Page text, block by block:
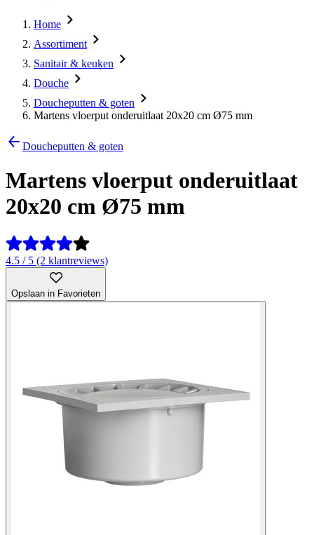
Home
Assortiment
Sanitair & keuken
Douche
Doucheputten & goten
Martens vloerput onderuitlaat 20x20 cm Ø75 mm
Doucheputten & goten
Martens vloerput onderuitlaat
20x20 cm Ø75 mm
4.5 / 5 (2 klantreviews)
Opslaan in Favorieten